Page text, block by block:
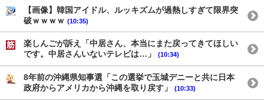
【画像】韓国アイドル、ルッキズムが過熱しすぎて限界突
破ｗｗｗｗ (10:35)
楽しんごが訴え「中居さん、本当にまた戻ってきてほしい
です。中居さんいないテレビは…」
(10:34)
8年前の沖縄県知事選「この選挙で玉城デニーと共に日本
政府からアメリカから沖縄を取り戻す」
(10:33)